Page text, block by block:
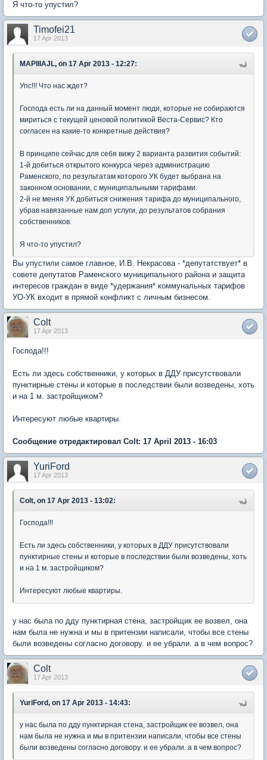
Я что-то упустил?
Timofei21
17 Apr 2013
MAPIIIAJL, on 17 Apr 2013 - 12:27:
Упс!!! Что нас ждет?
Господа есть ли на данный момент люди, которые не собираются
мириться с текущей ценовой политикой Веста-Сервис? Кто
согласен на какие-то конкретные действия?
В принципе сейчас для себя вижу 2 варианта развития событий:
1-й добиться открытого конкурса через администрацию
Раменского, по результатам которого УК будет выбрана на
законном основании, с муниципальными тарифами.
2-й не меняя УК добиться снижения тарифа до муниципального,
убрав навязанные нам доп услуги, до результатов собрания
собственников.
Я что-то упустил?
Вы упустили самое главное, И.В. Некрасова - *депутатствует* в
совете депутатов Раменского муниципального района и защита
интересов граждан в виде *удержания* коммунальных тарифов
УО-УК входит в прямой конфликт с личным бизнесом.
Colt
17 Apr 2013
Господа!!!
Есть ли здесь собственники, у которых в ДДУ присутствовали
пунктирные стены и которые в последствии были возведены, хоть
и на 1 м. застройщиком?
Интересуют любые квартиры.
Сообщение отредактировал Colt: 17 April 2013 - 16:03
YuriFord
17 Apr 2013
Colt, on 17 Apr 2013 - 13:02:
Господа!!!
Есть ли здесь собственники, у которых в ДДУ присутствовали
пунктирные стены и которые в последствии были возведены, хоть
и на 1 м. застройщиком?
Интересуют любые квартиры.
у нас была по дду пунктирная стена, застройщик ее возвел, она
нам была не нужна и мы в притензии написали, чтобы все стены
были возведены согласно договору. и ее убрали. а в чем вопрос?
Colt
17 Apr 2013
YuriFord, on 17 Apr 2013 - 14:43:
у нас была по дду пунктирная стена, застройщик ее возвел, она
нам была не нужна и мы в притензии написали, чтобы все стены
были возведены согласно договору. и ее убрали. а в чем вопрос?